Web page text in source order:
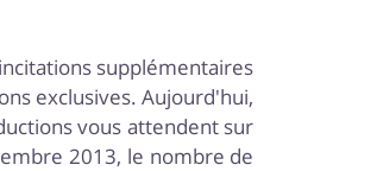
supplémentaires
exclusives. Aujourd'hui,
vous attendent sur
2013, le nombre de